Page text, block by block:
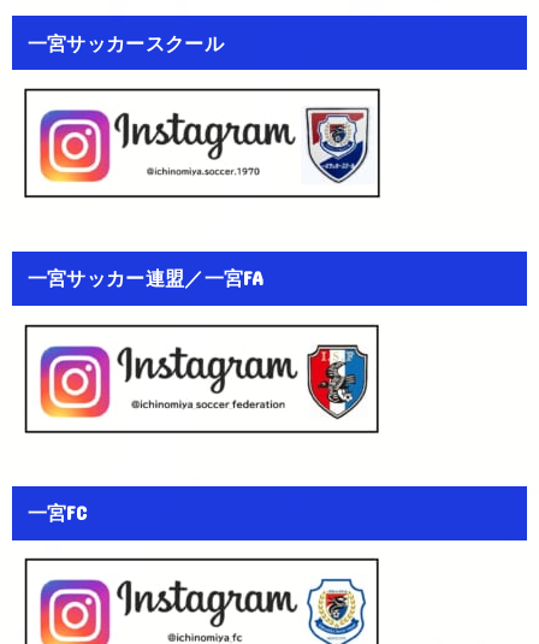
一宮サッカースクール
一宮サッカー連盟／一宮FA
一宮FC